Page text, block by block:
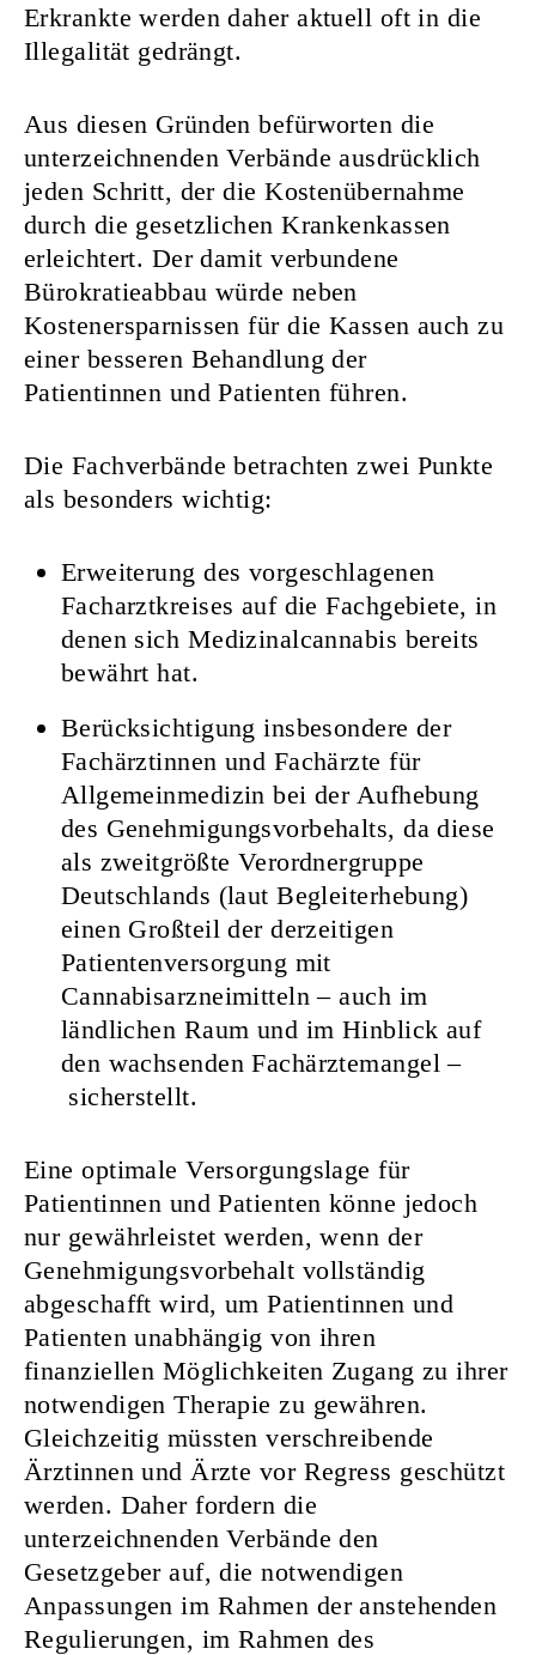
Erkrankte werden daher aktuell oft in die
Illegalität gedrängt.
Aus diesen Gründen befürworten die
unterzeichnenden Verbände ausdrücklich
jeden Schritt, der die Kostenübernahme
durch die gesetzlichen Krankenkassen
erleichtert. Der damit verbundene
Bürokratieabbau würde neben
Kostenersparnissen für die Kassen auch zu
einer besseren Behandlung der
Patientinnen und Patienten führen.
Die Fachverbände betrachten zwei Punkte
als besonders wichtig:
Erweiterung des vorgeschlagenen
Facharztkreises auf die Fachgebiete, in
denen sich Medizinalcannabis bereits
bewährt hat.
Berücksichtigung insbesondere der
Fachärztinnen und Fachärzte für
Allgemeinmedizin bei der Aufhebung
des Genehmigungsvorbehalts, da diese
als zweitgrößte Verordnergruppe
Deutschlands (lautBegleiterhebung)
einen Großteil der derzeitigen
Patientenversorgung mit
Cannabisarzneimitteln – auch im
ländlichen Raum und im Hinblick auf
den wachsenden Fachärztemangel –
sicherstellt.
Eine optimale Versorgungslage für
Patientinnen und Patienten könne jedoch
nur gewährleistet werden, wenn der
Genehmigungsvorbehalt vollständig
abgeschafft wird, um Patientinnen und
Patienten unabhängig von ihren
finanziellen Möglichkeiten Zugang zu ihrer
notwendigen Therapie zu gewähren.
Gleichzeitig müssten verschreibende
Ärztinnen und Ärzte vor Regress geschützt
werden. Daher fordern die
unterzeichnenden Verbände den
Gesetzgeber auf, die notwendigen
Anpassungen im Rahmen der anstehenden
Regulierungen, im Rahmen des